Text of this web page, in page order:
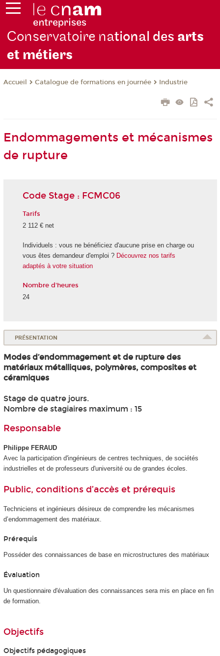
Conservatoire national des arts
et métiers
Accueil Catalogue de formations en journée Industrie
Endommagements et mécanismes
de rupture
Code Stage : FCMC06
Tarifs
2 112 € net
Individuels : vous ne bénéficiez d'aucune prise en charge ou
vous êtes demandeur d'emploi ? Découvrez nos tarifs
adaptés à votre situation
Nombre d'heures
24
PRÉSENTATION
Modes d’endommagement et de rupture des
matériaux métalliques, polymères, composites et
céramiques
Stage de quatre jours.
Nombre de stagiaires maximum : 15
Responsable
Philippe FERAUD
Avec la participation d'ingénieurs de centres techniques, de sociétés
industrielles et de professeurs d'université ou de grandes écoles.
Public, conditions d’accès et prérequis
Techniciens et ingénieurs désireux de comprendre les mécanismes
d’endommagement des matériaux.
Prérequis
Posséder des connaissances de base en microstructures des matériaux
Évaluation
Un questionnaire d'évaluation des connaissances sera mis en place en fin
de formation.
Objectifs
Objectifs pédagogiques